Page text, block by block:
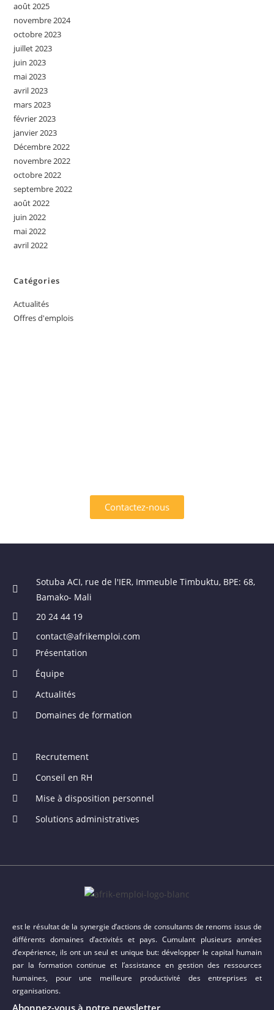
août 2025
novembre 2024
octobre 2023
juillet 2023
juin 2023
mai 2023
avril 2023
mars 2023
février 2023
janvier 2023
Décembre 2022
novembre 2022
octobre 2022
septembre 2022
août 2022
juin 2022
mai 2022
avril 2022
Catégories
Actualités
Offres d'emplois
Contactez-nous
Sotuba ACI, rue de l'IER, Immeuble Timbuktu, BPE: 68,
Bamako- Mali
20 24 44 19
contact@afrikemploi.com
Présentation
Équipe
Actualités
Domaines de formation
Recrutement
Conseil en RH
Mise à disposition personnel
Solutions administratives
est le résultat de la synergie d’actions de consultants de renoms issus de
différents domaines d’activités et pays. Cumulant plusieurs années
d’expérience, ils ont un seul et unique but: développer le capital humain
par la formation continue et l’assistance en gestion des ressources
humaines, pour une meilleure productivité des entreprises et
organisations.
Abonnez-vous à notre newsletter